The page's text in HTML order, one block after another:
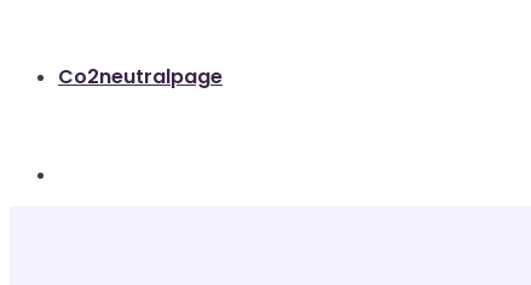
Co2neutralpage